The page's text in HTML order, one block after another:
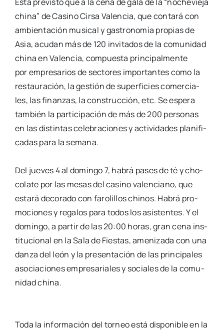
chi­na” de Casino Cir­sa Valen­cia, que con­ta­rá con
ambien­ta­ción musi­cal y gas­tro­no­mía pro­pias de
Asia, acu­dan más de 120 invi­ta­dos de la comu­ni­dad
chi­na en Valen­cia, com­pues­ta prin­ci­pal­men­te
porempre­sa­rios de sec­to­res impor­tan­tes como la
res­tau­ra­ción, la ges­tión de super­fi­ciescomer­cia­
les, las finan­zas, la cons­truc­ción, etc. Se espe­ra
tam­bién la par­ti­ci­pa­ción de más de 200 per­so­nas
en las dis­tin­tas cele­bra­cio­nes y acti­vi­da­des pla­ni­fi­
ca­das para la sema­na.
Del jue­ves 4 al domin­go 7, habrá pases de té y cho­
co­la­te por las mesas del casinovalen­ciano, que
esta­rá deco­ra­do con faro­li­llos chi­nos. Habrá pro­
mo­cio­nes y rega­los para todos los asis­ten­tes. Y el
domin­go, a par­tir de las 20:00 horas, gran cena ins­
ti­tu­cio­nal en la Sala de Fies­tas, ame­ni­za­da con una
dan­za del león y la pre­sen­ta­ción de las prin­ci­pa­les
aso­cia­cio­nes empre­sa­ria­les y socia­les de la comu­
ni­dad chi­na.
Toda la infor­ma­ción del tor­neo está dis­po­ni­ble en la